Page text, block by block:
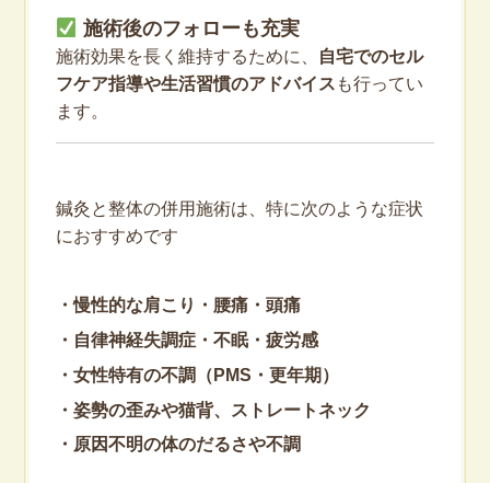
施術後のフォローも充実
施術効果を長く維持するために、
自宅でのセル
フケア指導や生活習慣のアドバイス も行ってい
ます。
鍼灸と整体の併用施術は、特に次のような症状
におすすめです
・慢性的な肩こり・腰痛・頭痛
・自律神経失調症・不眠・疲労感
・女性特有の不調（PMS・更年期）
・姿勢の歪みや猫背、ストレートネック
・原因不明の体のだるさや不調